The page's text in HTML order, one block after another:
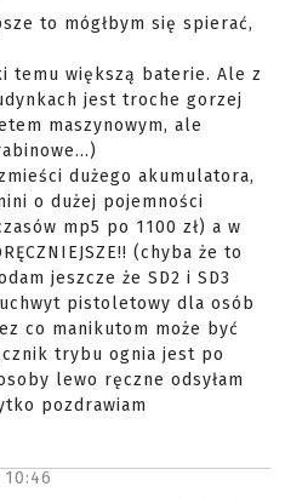
to mógłbym się spierać,
temu większą baterie. Ale z
jest troche gorzej
maszynowym, ale
dużego akumulatora,
o dużej pojemności
mp5 po 1100 zł) a w
(chyba że to
jeszcze że SD2 i SD3
pistoletowy dla osób
co manikutom może być
trybu ognia jest po
lewo ręczne odsyłam
pozdrawiam
10:46